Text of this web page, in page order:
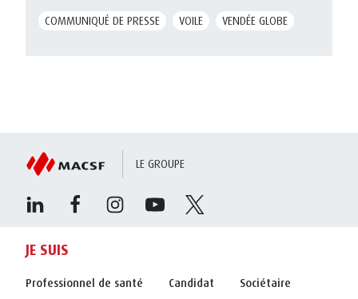
COMMUNIQUÉ DE PRESSE VOILE VENDÉE GLOBE
LE GROUPE
JE SUIS
Professionnel de santé Candidat Sociétaire